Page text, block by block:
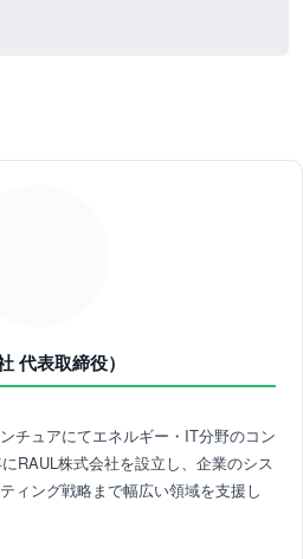
代表取締役）
チュアにてエネルギー・IT分野のコン
RAUL株式会社を設立し、企業のシス
ィング戦略まで幅広い領域を支援し